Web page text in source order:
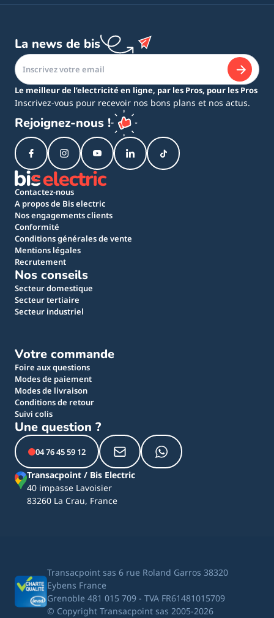
La news de bis
Le meilleur de l’electricité en ligne, par les Pros, pour les Pros
Inscrivez-vous pour recevoir nos bons plans et nos actus.
Rejoignez-nous !
Contactez-nous
A propos de Bis electric
Nos engagements clients
Conformité
Conditions générales de vente
Mentions légales
Recrutement
Nos conseils
Secteur domestique
Secteur tertiaire
Secteur industriel
Votre commande
Foire aux questions
Modes de paiement
Modes de livraison
Conditions de retour
Suivi colis
Une question ?
04 76 45 59 12
Transacpoint / Bis Electric
40 impasse Lavoisier
83260 La Crau, France
Transacpoint sas 6 rue Roland Garros 38320
Eybens France
Grenoble 481 015 709 - TVA FR61481015709
© Copyright Transacpoint sas 2005-2026